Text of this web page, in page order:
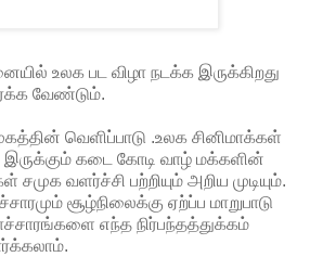
உலக பட விழா நடக்க இருக்கிறது
வேண்டும்.
வெளிப்பாடு .உலக சினிமாக்கள்
இருக்கும் கடை கோடி வாழ் மக்களின்
வளர்ச்சி பற்றியும் அறிய முடியும்.
சூழ்நிலைக்கு ஏற்ப்ப மாறுபாடு
எந்த நிர்பந்தத்துக்கம்